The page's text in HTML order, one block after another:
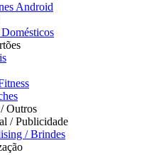
Android
Outros
/ Publicidade
/ Brindes